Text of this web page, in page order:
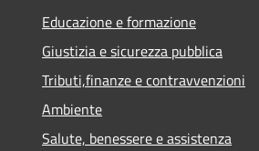
Educazione e formazione
Giustizia e sicurezza pubblica
Tributi,finanze e contravvenzioni
Ambiente
Salute, benessere e assistenza